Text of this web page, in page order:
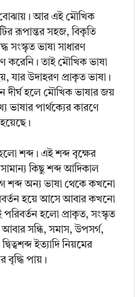
বোঝায়। আর এই মৌখিক
রূপান্তর সহজ, বিকৃতি
সংস্কৃত ভাষা সাধারণ
করেনি। তাই মৌখিক ভাষা
যার উদাহরণ প্রাকৃত ভাষা।
দীর্ঘ হলে মৌখিক ভাষার জয়
ভাষার পার্থক্যের কারণে
শব্দ। এই শব্দ বৃক্ষের
কিছু শব্দ আদিকাল
শব্দ অন্য ভাষা থেকে কখনো
হয়ে আসে আবার কখনো
হলো প্রাকৃত, সংস্কৃত
সন্ধি, সমাস, উপসর্গ,
ইত্যাদি নিয়মের
বৃদ্ধি পায়।